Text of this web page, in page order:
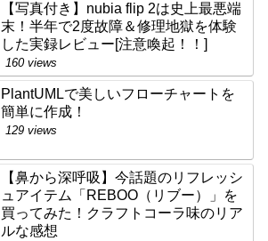
【写真付き】nubia flip 2は史上最悪端
末！半年で2度故障＆修理地獄を体験
した実録レビュー[注意喚起！！]
160 views
PlantUMLで美しいフローチャートを
簡単に作成！
129 views
【鼻から深呼吸】今話題のリフレッシ
ュアイテム「REBOO（リブー）」を
買ってみた！クラフトコーラ味のリア
ルな感想